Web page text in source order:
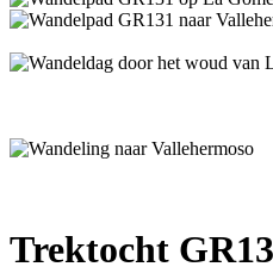
Trektocht